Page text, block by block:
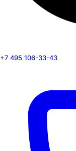
+7 495 106-33-43